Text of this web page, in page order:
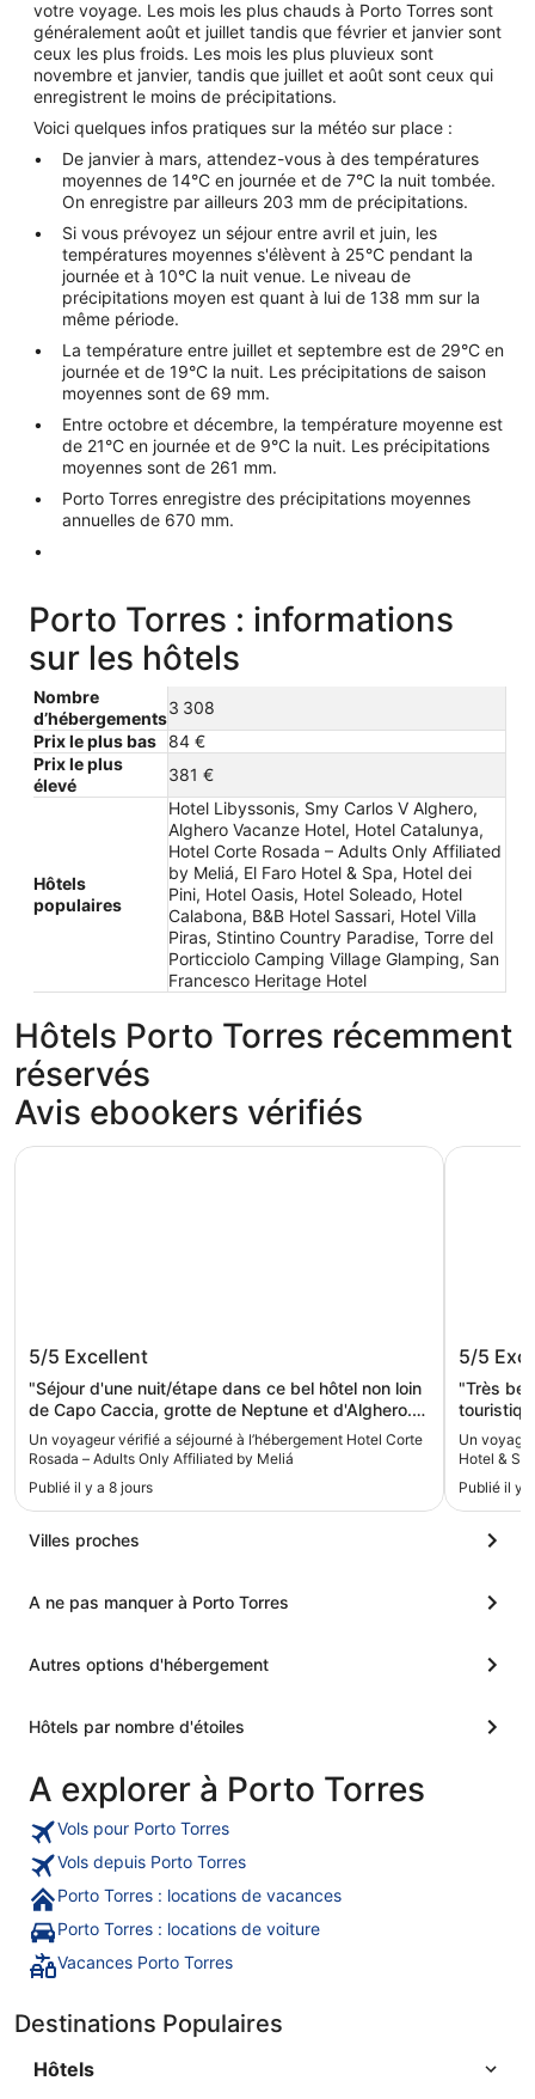
votre voyage. Les mois les plus chauds à Porto Torres sont
généralement août et juillet tandis que février et janvier sont
ceux les plus froids. Les mois les plus pluvieux sont
novembre et janvier, tandis que juillet et août sont ceux qui
enregistrent le moins de précipitations.
Voici quelques infos pratiques sur la météo sur place :
De janvier à mars, attendez-vous à des températures
moyennes de 14°C en journée et de 7°C la nuit tombée.
On enregistre par ailleurs 203 mm de précipitations.
Si vous prévoyez un séjour entre avril et juin, les
températures moyennes s'élèvent à 25°C pendant la
journée et à 10°C la nuit venue. Le niveau de
précipitations moyen est quant à lui de 138 mm sur la
même période.
La température entre juillet et septembre est de 29°C en
journée et de 19°C la nuit. Les précipitations de saison
moyennes sont de 69 mm.
Entre octobre et décembre, la température moyenne est
de 21°C en journée et de 9°C la nuit. Les précipitations
moyennes sont de 261 mm.
Porto Torres enregistre des précipitations moyennes
annuelles de 670 mm.
Porto Torres : informations
sur les hôtels
Nombre
d’hébergements
3 308
Prix le plus bas
84 €
Prix le plus
élevé
381 €
Hôtels
populaires
Hotel Libyssonis, Smy Carlos V Alghero,
Alghero Vacanze Hotel, Hotel Catalunya,
Hotel Corte Rosada – Adults Only Affiliated
by Meliá, El Faro Hotel & Spa, Hotel dei
Pini, Hotel Oasis, Hotel Soleado, Hotel
Calabona, B&B Hotel Sassari, Hotel Villa
Piras, Stintino Country Paradise, Torre del
Porticciolo Camping Village Glamping, San
Francesco Heritage Hotel
Hôtels Porto Torres récemment
réservés
Avis ebookers vérifiés
Hotel Corte Rosada – Adults Only
Affiliated by Meliá
5/5 Excellent
"Séjour d'une nuit/étape dans ce bel hôtel non loin
de Capo Caccia, grotte de Neptune et d'Alghero.
Situation exceptionnelle en bord de mer avec
plage privée et dans une belle pinède. Parking à
l'ombre sous les pins. Excellent petit déjeuner
buffet, belle et grande piscine, également très bon
diner au restaurant. C'était parfait."
Un voyageur vérifié a séjourné à l’hébergement Hotel Corte
Rosada – Adults Only Affiliated by Meliá
Publié il y a 8 jours
Hotel Corte Rosada – Adults Only Affiliated by Meliá
El
5/5
"Très bel
touristique
chambre
très varié et de
Neptune."
Un
Hotel &
Publié il y
El Faro
Villes proches
A ne pas manquer à Porto Torres
Autres options d'hébergement
Hôtels par nombre d'étoiles
A explorer à Porto Torres
Vols pour Porto Torres
Vols depuis Porto Torres
Porto Torres : locations de vacances
Porto Torres : locations de voiture
Vacances Porto Torres
Destinations Populaires
Hôtels